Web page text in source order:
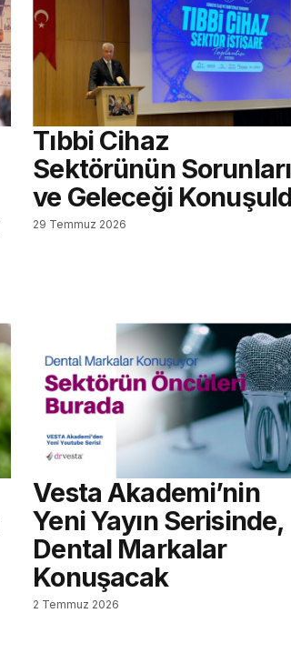
Tıbbi Cihaz
Sektörünün Sorunları
ve Geleceği
29 Temmuz 2026
Vesta Akademi’nin
Yeni Yayın Serisinde,
Dental Markalar
Konuşacak
2 Temmuz 2026